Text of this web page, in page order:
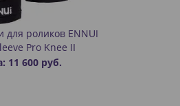
для роликов ENNUI
Pro Knee II
11 600 руб.